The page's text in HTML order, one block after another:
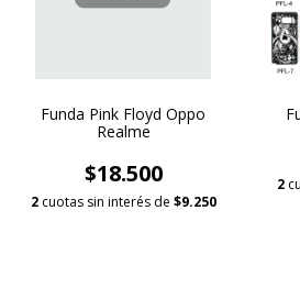
Funda Pink Floyd Oppo
Realme
$18.500
2 cuotas sin interés de $9.250
2